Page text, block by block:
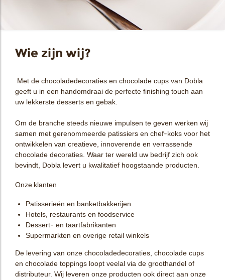
Wie zijn wij?
Met de chocoladedecoraties en chocolade cups van Dobla
geeft u in een handomdraai de perfecte finishing touch aan
uw lekkerste desserts en gebak.
Om de branche steeds nieuwe impulsen te geven werken wij
samen met gerenommeerde patissiers en chef-koks voor het
ontwikkelen van creatieve, innoverende en verrassende
chocolade decoraties. Waar ter wereld uw bedrijf zich ook
bevindt, Dobla levert u kwalitatief hoogstaande producten.
Onze klanten
Patisserieën en banketbakkerijen
Hotels, restaurants en foodservice
Dessert- en taartfabrikanten
Supermarkten en overige retail winkels
De levering van onze chocoladedecoraties, chocolade cups
en chocolade toppings loopt veelal via de groothandel of
distributeur. Wij leveren onze producten ook direct aan onze